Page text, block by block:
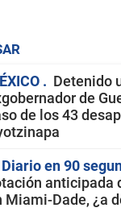
Detenido
de
de los 43
Diario en 90
anticipada
Miami-Dade, ¿a